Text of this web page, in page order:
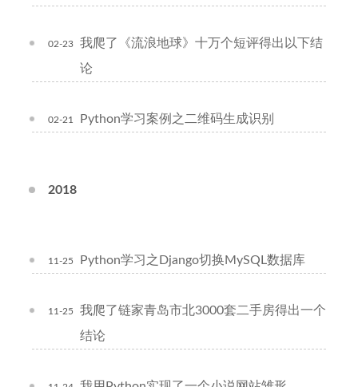
我爬了《流浪地球》十万个短评得出以下结
论
02-23
Python学习案例之二维码生成识别
02-21
2018
Python学习之Django切换MySQL数据库
11-25
我爬了链家青岛市北3000套二手房得出一个
结论
11-25